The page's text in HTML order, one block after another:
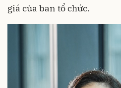
giá của ban tổ chức.